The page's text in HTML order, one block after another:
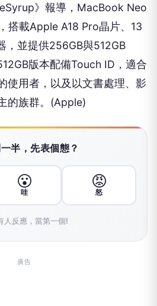
》報導，MacBook Neo
搭載Apple A18 Pro晶片、13
，並提供256GB與512GB
版本配備Touch ID，適合
使用者，以及以文書處理、影
的族群。(Apple)
半，先表個態？
😮
哇
😡
怒
人反應，當第一個!
廣告